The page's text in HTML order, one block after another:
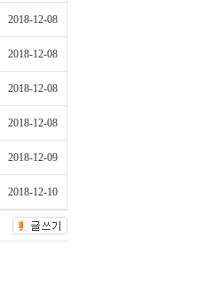
2018-12-08
2018-12-08
2018-12-08
2018-12-08
2018-12-09
2018-12-10